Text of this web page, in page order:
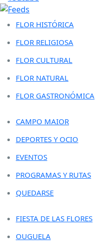
FLOR HISTÓRICA
FLOR RELIGIOSA
FLOR CULTURAL
FLOR NATURAL
FLOR GASTRONÓMICA
CAMPO MAIOR
DEPORTES Y OCIO
EVENTOS
PROGRAMAS Y RUTAS
QUEDARSE
FIESTA DE LAS FLORES
OUGUELA